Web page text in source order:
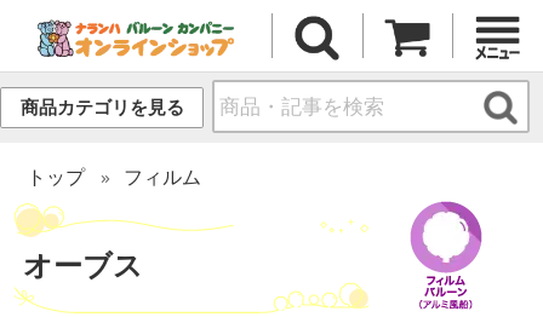
商品カテゴリを見る
トップ フィルム
オーブス